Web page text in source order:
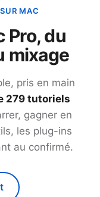
MAC
Pro, du
mixage
pris en main
279 tutoriels
gagner en
les plug-ins
au confirmé.